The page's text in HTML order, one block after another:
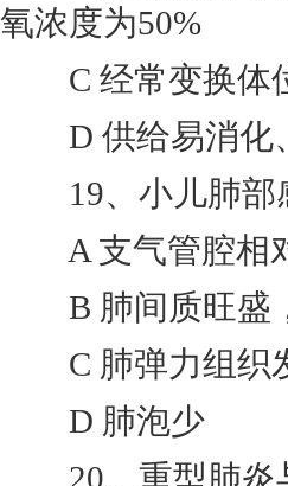
氧浓度为50%
C 经常变换体
D 供给易消化
19、小儿肺部
A 支气管腔相
B 肺间质旺盛
C 肺弹力组织
D 肺泡少
20、重型肺炎